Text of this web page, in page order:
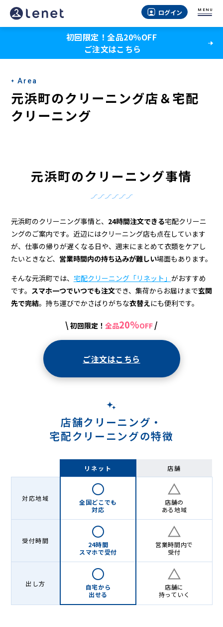
元
浜
の
ク
リ
ー
宅
配
ク
リ
ー
ログイン MENU
初回限定！全品20％OFF
ご注文はこちら
Area
元浜町のクリーニング店＆宅配
クリーニング
元浜町のクリーニング事情
元浜町のクリーニング事情と、 24時間注文できる宅配クリーニ
ングのご案内です。近辺にはクリーニング店も点在しています
が、仕事の帰りが遅くなる日や、週末にまとめて衣類をケアし
たいときなど、 営業時間内の持ち込みが難しい場面もあります。
そんな元浜町では、 宅配クリーニング「リネット」 がおすすめ
です。 スマホ一つでいつでも注文でき、集荷からお届けまで玄関
先で完結。持ち運びでかさばりがちな衣替えにも便利です。
\ 初回限定！ 全品20%OFF /
ご注文はこちら
店舗クリーニング・
宅配クリーニングの特徴
リネット 店舗
対応地域
全国どこでも
対応
店舗の
ある地域
受付時間
24時間
スマホで受付
営業時間内で
受付
出し方
自宅から
出せる
店舗に
持っていく